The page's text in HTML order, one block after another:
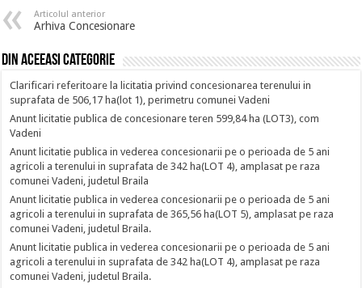
Articolul anterior
Arhiva Concesionare
Din aceeasi categorie
Clarificari referitoare la licitatia privind concesionarea terenului in
suprafata de 506,17 ha(lot 1), perimetru comunei Vadeni
Anunt licitatie publica de concesionare teren 599,84 ha (LOT3), com
Vadeni
Anunt licitatie publica in vederea concesionarii pe o perioada de 5 ani
agricoli a terenului in suprafata de 342 ha(LOT 4), amplasat pe raza
comunei Vadeni, judetul Braila
Anunt licitatie publica in vederea concesionarii pe o perioada de 5 ani
agricoli a terenului in suprafata de 365,56 ha(LOT 5), amplasat pe raza
comunei Vadeni, judetul Braila.
Anunt licitatie publica in vederea concesionarii pe o perioada de 5 ani
agricoli a terenului in suprafata de 342 ha(LOT 4), amplasat pe raza
comunei Vadeni, judetul Braila.